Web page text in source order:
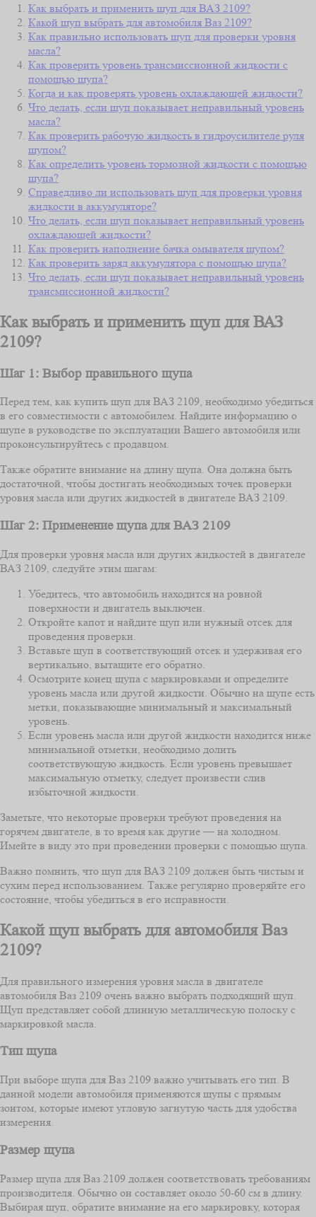
Как выбрать и применить щуп для ВАЗ 2109?
Какой щуп выбрать для автомобиля Ваз 2109?
Как правильно использовать щуп для проверки уровня
масла?
Как проверить уровень трансмиссионной жидкости с
помощью щупа?
Когда и как проверять уровень охлаждающей жидкости?
Что делать, если щуп показывает неправильный уровень
масла?
Как проверить рабочую жидкость в гидроусилителе руля
щупом?
Как определить уровень тормозной жидкости с помощью
щупа?
Справедливо ли использовать щуп для проверки уровня
жидкости в аккумуляторе?
Что делать, если щуп показывает неправильный уровень
охлаждающей жидкости?
Как проверить наполнение бачка омывателя щупом?
Как проверить заряд аккумулятора с помощью щупа?
Что делать, если щуп показывает неправильный уровень
трансмиссионной жидкости?
Как выбрать и применить щуп для ВАЗ
2109?
Шаг 1: Выбор правильного щупа
Перед тем, как купить щуп для ВАЗ 2109, необходимо убедиться
в его совместимости с автомобилем. Найдите информацию о
щупе в руководстве по эксплуатации Вашего автомобиля или
проконсультируйтесь с продавцом.
Также обратите внимание на длину щупа. Она должна быть
достаточной, чтобы достигать необходимых точек проверки
уровня масла или других жидкостей в двигателе ВАЗ 2109.
Шаг 2: Применение щупа для ВАЗ 2109
Для проверки уровня масла или других жидкостей в двигателе
ВАЗ 2109, следуйте этим шагам:
Убедитесь, что автомобиль находится на ровной
поверхности и двигатель выключен.
Откройте капот и найдите щуп или нужный отсек для
проведения проверки.
Вставьте щуп в соответствующий отсек и удерживая его
вертикально, вытащите его обратно.
Осмотрите конец щупа с маркировками и определите
уровень масла или другой жидкости. Обычно на щупе есть
метки, показывающие минимальный и максимальный
уровень.
Если уровень масла или другой жидкости находится ниже
минимальной отметки, необходимо долить
соответствующую жидкость. Если уровень превышает
максимальную отметку, следует произвести слив
избыточной жидкости.
Заметьте, что некоторые проверки требуют проведения на
горячем двигателе, в то время как другие — на холодном.
Имейте в виду это при проведении проверки с помощью щупа.
Важно помнить, что щуп для ВАЗ 2109 должен быть чистым и
сухим перед использованием. Также регулярно проверяйте его
состояние, чтобы убедиться в его исправности.
Какой щуп выбрать для автомобиля Ваз
2109?
Для правильного измерения уровня масла в двигателе
автомобиля Ваз 2109 очень важно выбрать подходящий щуп.
Щуп представляет собой длинную металлическую полоску с
маркировкой масла.
Тип щупа
При выборе щупа для Ваз 2109 важно учитывать его тип. В
данной модели автомобиля применяются щупы с прямым
зонтом, которые имеют угловую загнутую часть для удобства
измерения.
Размер щупа
Размер щупа для Ваз 2109 должен соответствовать требованиям
производителя. Обычно он составляет около 50-60 см в длину.
Выбирая щуп, обратите внимание на его маркировку, которая